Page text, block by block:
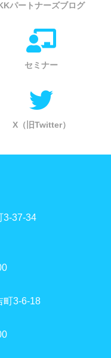
パートナーズブログ
セミナー
X（旧Twitter）
37-34
3-6-18